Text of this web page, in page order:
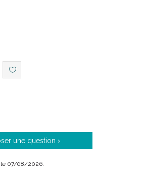
une question ›
le 07/08/2026.